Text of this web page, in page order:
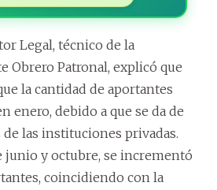
Legal, técnico de la
Obrero Patronal, explicó que
la cantidad de aportantes
enero, debido a que se da de
de las instituciones privadas.
junio y octubre, se incrementó
coincidiendo con la